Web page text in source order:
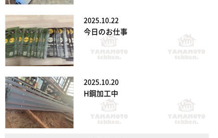
2025.10.22
今日のお仕事
2025.10.20
H鋼加工中